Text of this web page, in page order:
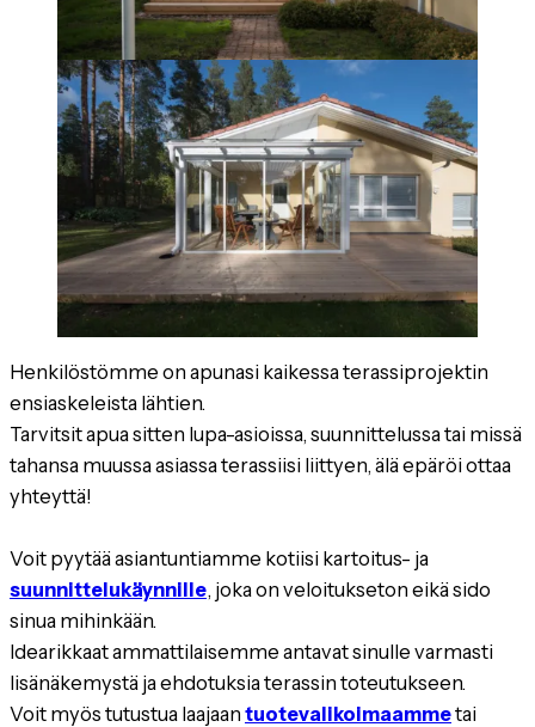
Henkilöstömme on apunasi kaikessa terassiprojektin
ensiaskeleista lähtien.
Tarvitsit apua sitten lupa-asioissa, suunnittelussa tai missä
tahansa muussa asiassa terassiisi liittyen, älä epäröi ottaa
yhteyttä!
Voit pyytää asiantuntiamme kotiisi kartoitus- ja
suunnittelukäynnille, joka on veloitukseton eikä sido
sinua mihinkään.
Idearikkaat ammattilaisemme antavat sinulle varmasti
lisänäkemystä ja ehdotuksia terassin toteutukseen.
Voit myös tutustua laajaan tuotevalikoimaammetai